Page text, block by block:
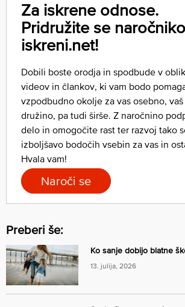
Za iskrene odnose.
Pridružite se
iskreni.net!
Dobili boste orodja in spodbude v
videov in člankov, ki vam bodo
vzpodbudno okolje za vas osebno, vaš
družino, pa tudi širše. Z naročnino
delo in omogočite rast ter razvoj tako
izboljšavo bodočih vsebin za vas in
Hvala vam!
Naroči se
Preberi še:
Ko sanje dobijo blatne
13. julija, 2026